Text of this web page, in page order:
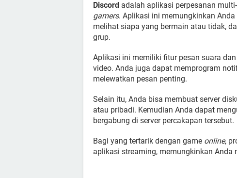
Discord adalah aplikasi perpesanan
gamers. Aplikasi ini memungkinkan
melihat siapa yang bermain atau tidak,
grup.
Aplikasi ini memiliki fitur pesan suara
video. Anda juga dapat memprogram
melewatkan pesan penting.
Selain itu, Anda bisa membuat server
atau pribadi. Kemudian Anda dapat
bergabung di server percakapan tersebut.
Bagi yang tertarik dengan game online,
aplikasi streaming, memungkinkan Anda